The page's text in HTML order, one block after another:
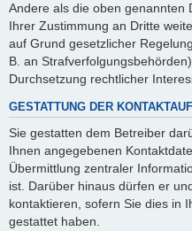
Andere als die oben genannten
Ihrer Zustimmung an Dritte
auf Grund gesetzlicher
B. an
Durchsetzung rechtlicher
GESTATTUNG DER
Sie gestatten dem Betreiber
Ihnen angegebenen
Übermittlung zentraler
ist. Darüber hinaus dürfen er
kontaktieren, sofern Sie dies in
gestattet haben.